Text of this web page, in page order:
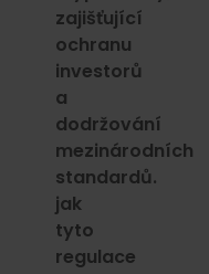
zajišťující
ochranu
investorů
a
dodržování
mezinárodních
standardů.
jak
tyto
regulace